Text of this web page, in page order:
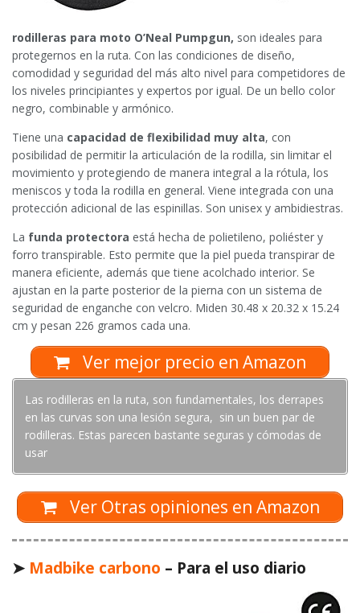
rodilleras para moto O’Neal Pumpgun, son ideales para
protegernos en la ruta. Con las condiciones de diseño,
comodidad y seguridad del más alto nivel para competidores de
los niveles principiantes y expertos por igual. De un bello color
negro, combinable y armónico.
Tiene una capacidad de flexibilidad muy alta, con
posibilidad de permitir la articulación de la rodilla, sin limitar el
movimiento y protegiendo de manera integral a la rótula, los
meniscos y toda la rodilla en general. Viene integrada con una
protección adicional de las espinillas. Son unisex y ambidiestras.
La funda protectora está hecha de polietileno, poliéster y
forro transpirable. Esto permite que la piel pueda transpirar de
manera eficiente, además que tiene acolchado interior. Se
ajustan en la parte posterior de la pierna con un sistema de
seguridad de enganche con velcro. Miden 30.48 x 20.32 x 15.24
cm y pesan 226 gramos cada una.
Ver mejor precio en Amazon
Las rodilleras en la ruta, son fundamentales, los derrapes
en las curvas son una lesión segura, sin un buen par de
rodilleras. Estas parecen bastante seguras y cómodas de
usar
Ver Otras opiniones en Amazon
➤ Madbike carbono – Para el uso diario